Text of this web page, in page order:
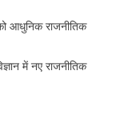
आधुनिक राजनीतिक
में नए राजनीतिक